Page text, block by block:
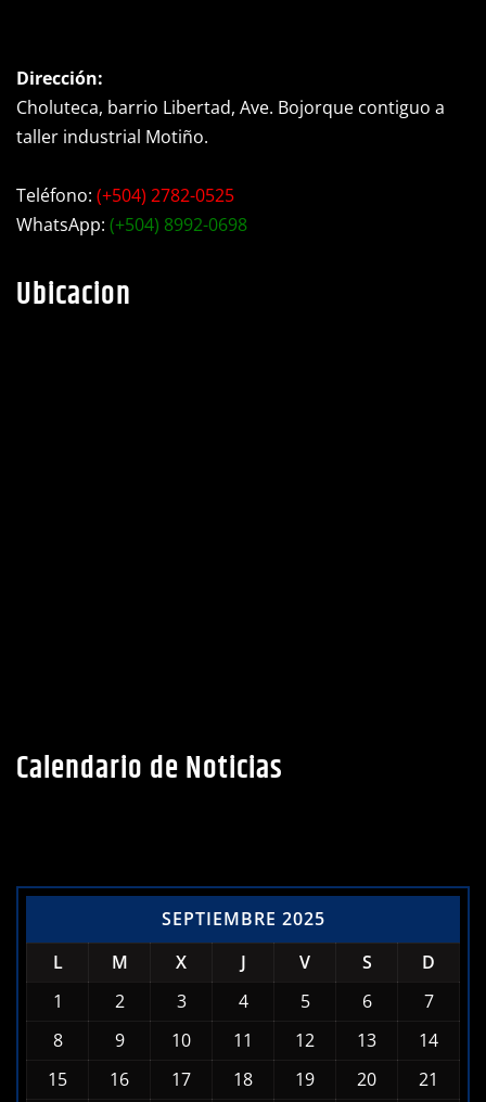
Dirección:
Choluteca, barrio Libertad, Ave. Bojorque contiguo a
Teléfono:(+504) 2782-0525
SEPTIEMBRE 2025
L
M X J V S
D
1
2 3 4 5 6
7
8
9 10 11 12 13 14